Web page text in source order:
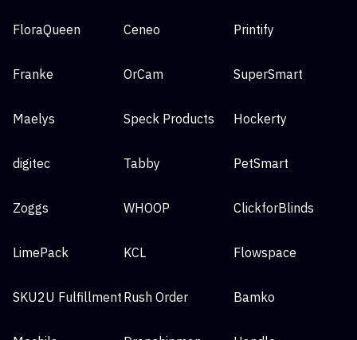
FloraQueen Ceneo Printify
Franke OrCam SuperSmart
Maelys Speck Products Hockerty
digitec Tabby PetSmart
Zoggs WHOOP ClickforBlinds
LimePack KCL Flowspace
SKU2U Fulfillment Rush Order Bamko